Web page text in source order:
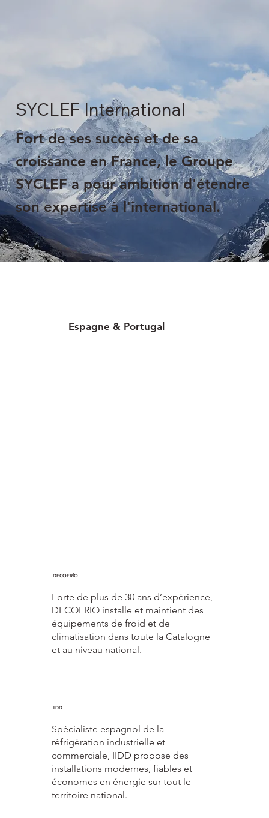
SYCLEF International
Fort de ses succès et de sa
croissance en France, le Groupe
SYCLEF a pour ambition d'étendre
son expertise à l'international.
Espagne & Portugal
DECOFRÍO
Forte de plus de 30 ans d’expérience,
DECOFRIO installe et maintient des
équipements de froid et de
climatisation dans toute la Catalogne
et au niveau national.
IIDD
Spécialiste espagnol de la
réfrigération industrielle et
commerciale, IIDD propose des
installations modernes, fiables et
économes en énergie sur tout le
territoire national.